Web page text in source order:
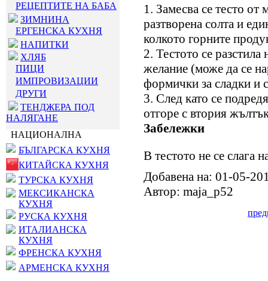
РЕЦЕПТИТЕ НА БАБА
ЗИМНИНА
ЕРГЕНСКА КУХНЯ
НАПИТКИ
ХЛЯБ
ПИЦИ
ИМПРОВИЗАЦИИ
ДРУГИ
ТЕНДЖЕРА ПОД
НАЛЯГАНЕ
НАЦИОНАЛНА
БЪЛГАРСКА КУХНЯ
КИТАЙСКА КУХНЯ
ТУРСКА КУХНЯ
МЕКСИКАНСКА
КУХНЯ
РУСКА КУХНЯ
ИТАЛИАНСКА
КУХНЯ
ФРЕНСКА КУХНЯ
АРМЕНСКА КУХНЯ
1. Замесва се тесто от
разтворена солта и
колкото горните
2. Тестото се
желание (може да се
формички за сладки и
3. След като се
отгоре с втория
Забележки
В тестото не се слага
Добавена на: 01-05-
Автор: maja_p52